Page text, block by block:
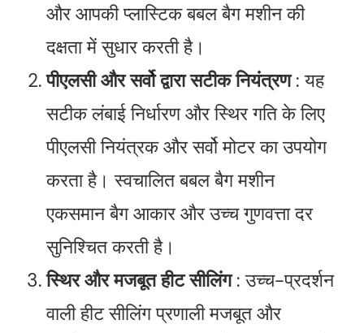
और आपकी प्लास्टिक बबल बैग मशीन की
दक्षता में सुधार करती है।
पीएलसी और सर्वो द्वारा सटीक नियंत्रण: यह
सटीक लंबाई निर्धारण और स्थिर गति के लिए
पीएलसी नियंत्रक और सर्वो मोटर का उपयोग
करता है। स्वचालित बबल बैग मशीन
एकसमान बैग आकार और उच्च गुणवत्ता दर
सुनिश्चित करती है।
स्थिर और मजबूत हीट सीलिंग: उच्च-प्रदर्शन
वाली हीट सीलिंग प्रणाली मजबूत और